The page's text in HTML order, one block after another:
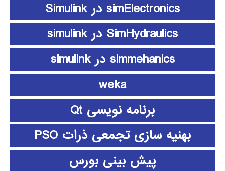
simElectronics در Simulink
SimHydraulics در simulink
simmehanics در simulink
weka
برنامه نویسی Qt
بهنیه سازی تجمعی ذرات PSO
پیش بینی بورس